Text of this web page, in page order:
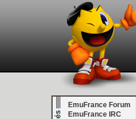
EmuFrance Forum
EmuFrance IRC